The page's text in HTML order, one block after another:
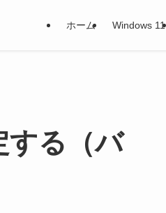
ホーム Windows 11
する（バ